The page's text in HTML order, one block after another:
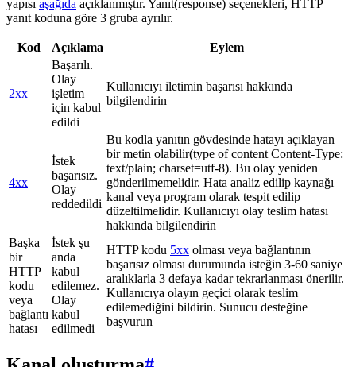
yapısı aşağıda açıklanmıştır. Yanıt(response) seçenekleri, HTTP
yanıt koduna göre 3 gruba ayrılır.
Kod Açıklama Eylem
2xx
Başarılı.
Olay
işletim
için kabul
edildi
Kullanıcıyı iletimin başarısı hakkında
bilgilendirin
4xx
İstek
başarısız.
Olay
reddedildi
Bu kodla yanıtın gövdesinde hatayı açıklayan
bir metin olabilir(type of content Content-Type:
text/plain; charset=utf-8). Bu olay yeniden
gönderilmemelidir. Hata analiz edilip kaynağı
kanal veya program olarak tespit edilip
düzeltilmelidir. Kullanıcıyı olay teslim hatası
hakkında bilgilendirin
Başka
bir
HTTP
kodu
veya
bağlantı
hatası
İstek şu
anda
kabul
edilemez.
Olay
kabul
edilmedi
HTTP kodu 5xx olması veya bağlantının
başarısız olması durumunda isteğin 3-60 saniye
aralıklarla 3 defaya kadar tekrarlanması önerilir.
Kullanıcıya olayın geçici olarak teslim
edilemediğini bildirin. Sunucu desteğine
başvurun